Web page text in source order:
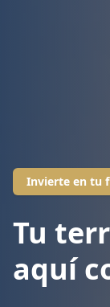
Invierte en tu
Tu
aquí